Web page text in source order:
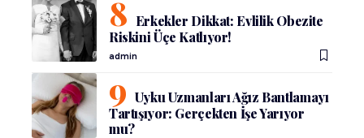
Erkekler Dikkat: Evlilik Obezite
Riskini Üçe Katlıyor!
admin
Uyku Uzmanları Ağız Bantlamayı
Tartışıyor: Gerçekten İşe Yarıyor
mu?